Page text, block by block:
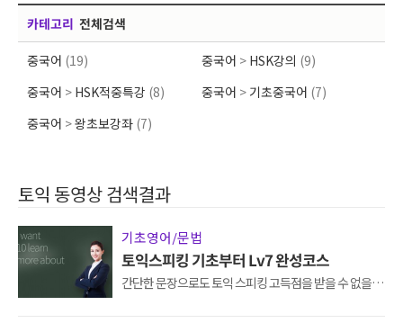
카테고리 전체검색
중국어 (19) 중국어 > HSK강의 (9)
중국어 > HSK적중특강 (8) 중국어 > 기초중국어 (7)
중국어 >왕초보강좌 (7)
토익 동영상 검색결과
기초영어/문법
토익스피킹 기초부터 Lv7 완성코스
간단한 문장으로도 토익 스피킹 고득점을 받을 수 없을까